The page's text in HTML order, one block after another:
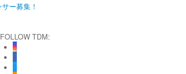
芸術劇場『未練の幽霊と怪物―「珊瑚」「円山町」―』
ス公演『ANTENNA』 Produced by YOH UENO
」
SHOW FINAL 2DAYS
FOLLOW TDM: